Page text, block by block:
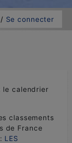
/ Se connecter
le calendrier
classements
de France
LES